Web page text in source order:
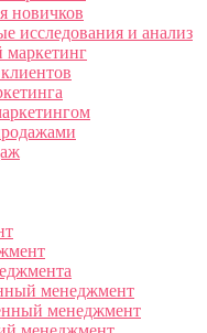
новичков
исследования и анализ
маркетинг
менеджмент
менеджмент